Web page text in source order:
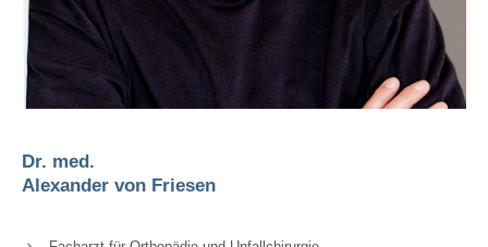
Dr. med.
Alexander von Friesen